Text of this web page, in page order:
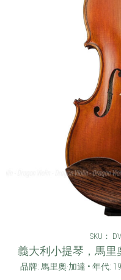
SKU：
義大利小提琴，馬里
品牌: 馬里奧·加達 • 年代: